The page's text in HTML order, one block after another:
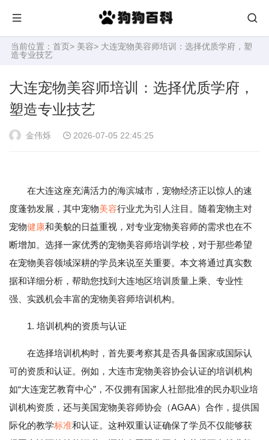
当前位置： 首页> 美容> 大连宠物美容师培训：选择优质学府，塑
造专业技艺
大连宠物美容师培训：选择优质学府，
塑造专业技艺
金伟烁 2026-07-05 22:45:25
在大连这座充满活力的海滨城市，宠物经济正以惊人的速
度蓬勃发展，其中宠物美容行业尤为引人注目。随着宠物主对
宠物健康和美貌的日益重视，对专业宠物美容师的需求也在不
断增加。选择一家优秀的宠物美容师培训学校，对于那些希望
在宠物美容领域深耕的学员来说至关重要。本文将通过真实数
据和详细分析，帮助您找到大连地区培训质量上乘、专业性
强、实践机会丰富的宠物美容师培训机构。
1. 培训机构的资质与认证
在选择培训机构时，首先要考察其是否具备国家或国际认
可的资质和认证。例如，大连市宠物美容协会认证的培训机构
如“大连宠艺教育中心”，不仅拥有国家人社部批准的民办职业培
训机构资质，还与美国宠物美容师协会（AGAA）合作，提供国
际化的教学标准和认证。这种双重认证确保了学员不仅能够获